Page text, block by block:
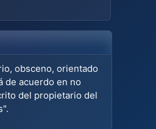
obsceno, orientado
de acuerdo en no
del propietario del